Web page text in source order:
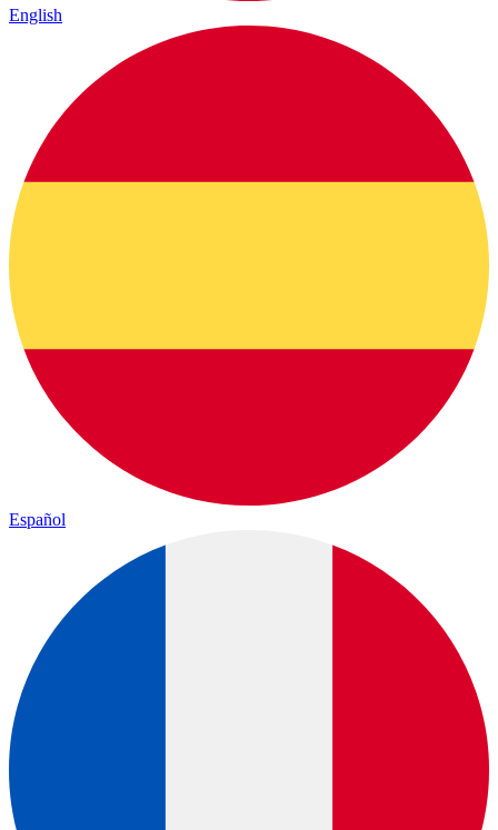
English
Español